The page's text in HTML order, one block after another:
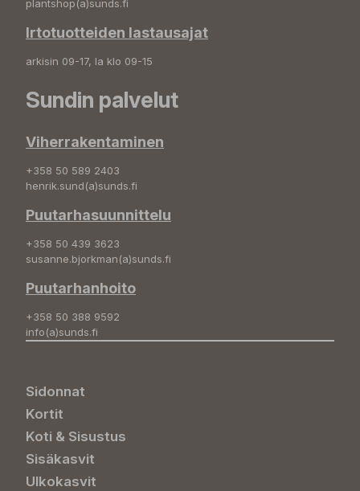
plantshop(a)sunds.fi
Irtotuotteiden lastausajat
arkisin 09-17, la klo 09-15
Sundin palvelut
Viherrakentaminen
+358 50 589 2403
henrik.sund(a)sunds.fi
Puutarhasuunnittelu
+358 50 439 3623
susanne.bjorkman(a)sunds.fi
Puutarhanhoito
+358 50 388 9592
info(a)sunds.fi
Sidonnat
Kortit
Koti & Sisustus
Sisäkasvit
Ulkokasvit